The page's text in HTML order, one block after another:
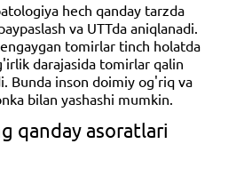
hech qanday tarzda
va UTTda aniqlanadi.
tomirlar tinch holatda
darajasida tomirlar qalin
Bunda inson doimiy og'riq va
bilan yashashi mumkin.
qanday asoratlari